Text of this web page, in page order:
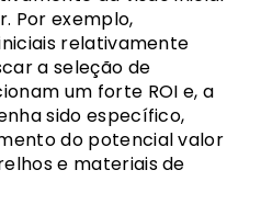
Por exemplo,
relativamente
a seleção de
um forte ROI e, a
sido específico,
do potencial valor
e materiais de